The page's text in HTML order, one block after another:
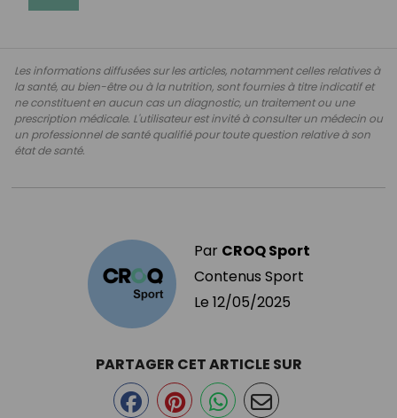
Les informations diffusées sur les articles, notamment celles relatives à
la santé, au bien-être ou à la nutrition, sont fournies à titre indicatif et
ne constituent en aucun cas un diagnostic, un traitement ou une
prescription médicale. L'utilisateur est invité à consulter un médecin ou
un professionnel de santé qualifié pour toute question relative à son
état de santé.
Par CROQ Sport
Contenus Sport
Le 12/05/2025
PARTAGER CET ARTICLE SUR